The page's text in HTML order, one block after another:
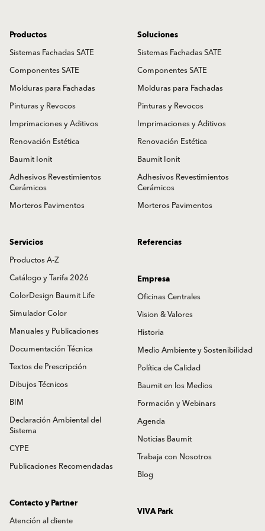
Productos
Sistemas Fachadas SATE
Componentes SATE
Molduras para Fachadas
Pinturas y Revocos
Imprimaciones y Aditivos
Renovación Estética
Baumit Ionit
Adhesivos Revestimientos
Cerámicos
Morteros Pavimentos
Soluciones
Sistemas Fachadas SATE
Componentes SATE
Molduras para Fachadas
Pinturas y Revocos
Imprimaciones y Aditivos
Renovación Estética
Baumit Ionit
Adhesivos Revestimientos
Cerámicos
Morteros Pavimentos
Servicios
Productos A-Z
Catálogo y Tarifa 2026
ColorDesign Baumit Life
Simulador Color
Manuales y Publicaciones
Documentación Técnica
Textos de Prescripción
Dibujos Técnicos
BIM
Declaración Ambiental del
Sistema
CYPE
Publicaciones Recomendadas
Referencias
Empresa
Oficinas Centrales
Vision & Valores
Historia
Medio Ambiente y Sostenibilidad
Política de Calidad
Baumit en los Medios
Formación y Webinars
Agenda
Noticias Baumit
Trabaja con Nosotros
Blog
Contacto y Partner
Atención al cliente
VIVA Park